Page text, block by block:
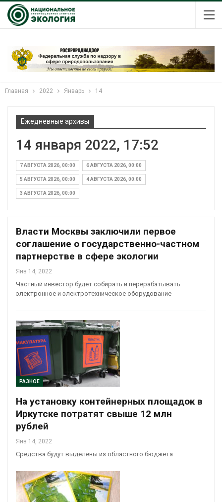
Главная 2022 Январь 14
Ежедневные архивы
14 января 2022, 17:52
7 АВГУСТА 2026, 00:00 6 АВГУСТА 2026, 00:00
5 АВГУСТА 2026, 00:00 4 АВГУСТА 2026, 00:00
3 АВГУСТА 2026, 00:00
Власти Москвы заключили первое
соглашение о государственно-частном
партнерстве в сфере экологии
Янв 14, 2022
Частный инвестор будет собирать и перерабатывать
электронное и электротехническое оборудование
РАЗНОЕ
На установку контейнерных площадок в
Иркутске потратят свыше 12 млн
рублей
Янв 14, 2022
Средства будут выделены из областного бюджета